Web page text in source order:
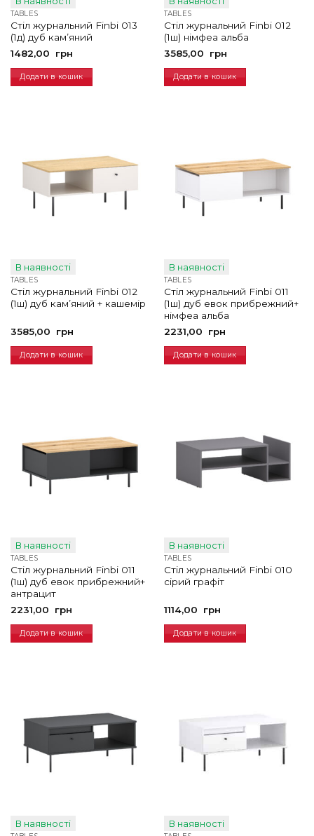
TABLES
Стіл журнальний Finbi 013
(1д) дуб кам’яний
1482,00
грн
Додати в кошик
TABLES
Стіл журнальний Finbi 012
(1ш) німфеа альба
3585,00
грн
Додати в кошик
В наявності
TABLES
Стіл журнальний Finbi 012
(1ш) дуб кам’яний + кашемір
3585,00 грн
Додати в кошик
В наявності
TABLES
Стіл журнальний Finbi 011
(1ш) дуб евок прибрежний+
німфеа альба
2231,00
грн
Додати в кошик
В наявності
TABLES
Стіл журнальний Finbi 011
(1ш) дуб евок прибрежний+
антрацит
2231,00
грн
Додати в кошик
В наявності
TABLES
Стіл журнальний Finbi 010
сірий графіт
1114,00 грн
Додати в кошик
В наявності В наявності